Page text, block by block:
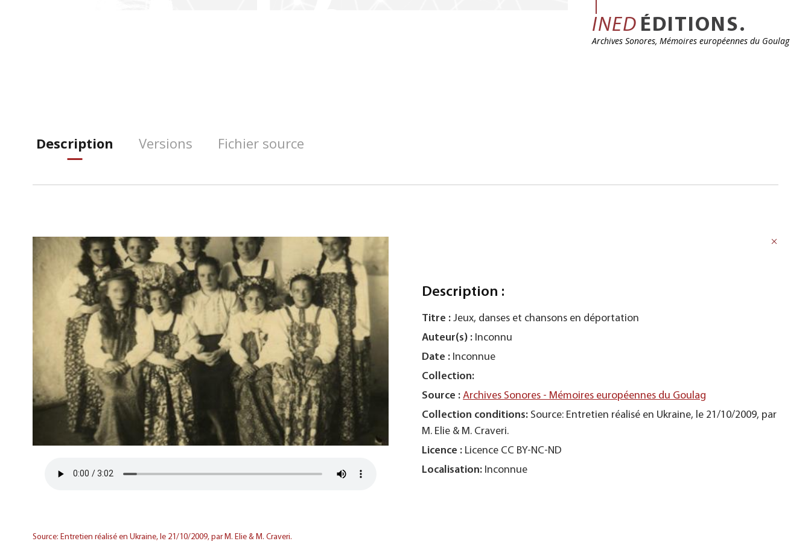
INED ÉDITIONS.
Archives Sonores, Mémoires européennes du Goulag
Description Versions Fichier source
Source: Entretien réalisé en Ukraine, le 21/10/2009, par M. Elie & M. Craveri.
Description :
Titre : Jeux, danses et chansons en déportation
Auteur(s) : Inconnu
Date : Inconnue
Collection:
Source : Archives Sonores - Mémoires européennes du Goulag
Collection conditions: Source: Entretien réalisé en Ukraine, le 21/10/2009, par
M. Elie & M. Craveri.
Licence : Licence CC BY-NC-ND
Localisation: Inconnue